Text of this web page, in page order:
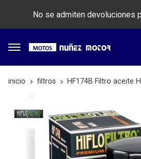
No se admiten devoluciones
inicio filtros HF174B Filtro aceite